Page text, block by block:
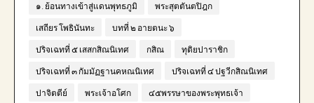
๑. ย้อนทางเข้าสู่แดนพุทธภูมิ พระสุตตันตปิฎก
เสถียร โพธินันทะ บทที่ ๒ อายตนะ ๖
ปริจเฉทที่ ๕ เสสกสิณนิเทศ กสิณ ทุติยปาราชิก
ปริจเฉทที่ ๓ กัมมัฏฐานคหณนิเทศ ปริจเฉทที่ ๔ ปฐวีกสิณนิเทศ
ปาจิตตีย์ พระเจ้าอโศก ๔๕พรรษาของพระพุทธเจ้า